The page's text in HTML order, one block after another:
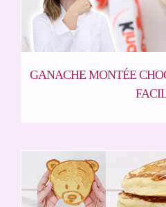
GANACHE MONTÉE